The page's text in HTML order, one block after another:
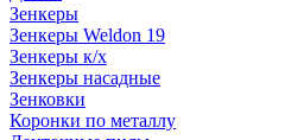
Зенкеры
Зенкеры Weldon 19
Зенкеры к/х
Зенкеры насадные
Зенковки
Коронки по металлу